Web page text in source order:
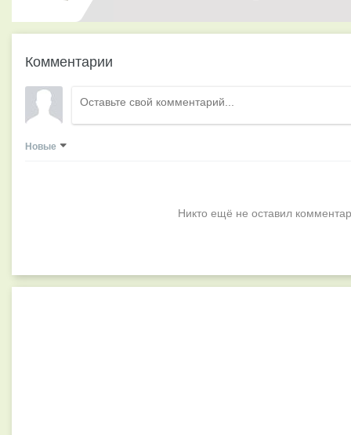
Комментарии
Новые
Никто ещё не оставил